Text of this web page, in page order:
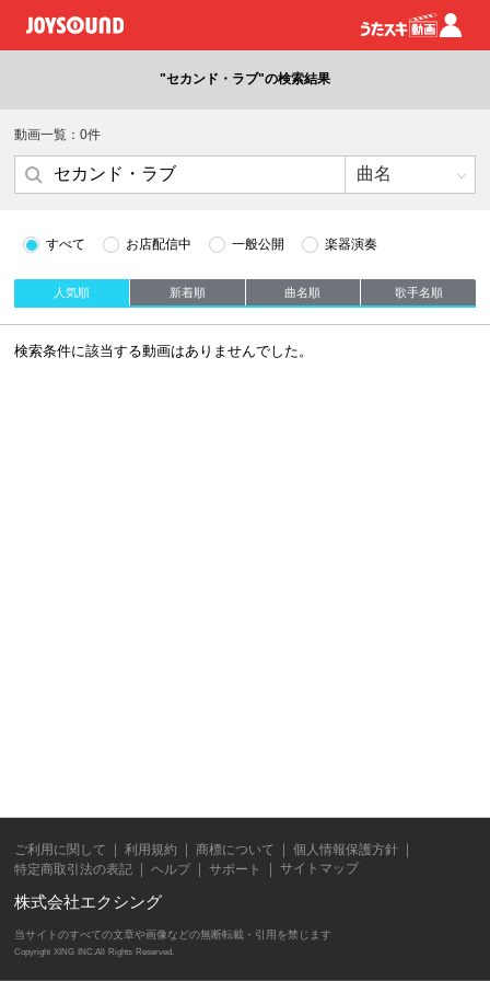
"セカンド・ラブ"の検索結果
動画一覧：0件
すべて お店配信中 一般公開 楽器演奏
人気順 新着順 曲名順 歌手名順
検索条件に該当する動画はありませんでした。
ご利用に関して 利用規約 商標について
個人情報保護方針
特定商取引法の表記
ヘルプ サポート サイトマップ
株式会社エクシング
当サイトのすべての文章や画像などの無断転載・引用を禁じます
Copyright XING INC.All Rights Reserved.